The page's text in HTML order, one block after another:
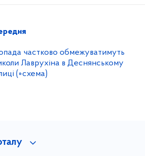
частково обмежуватимуть
Лаврухіна в Деснянському
(+схема)